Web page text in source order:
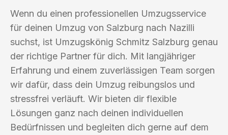
Wenn du einen professionellen Umzugsservice
für deinen Umzug von Salzburg nach Nazilli
suchst, ist Umzugskönig Schmitz Salzburg genau
der richtige Partner für dich. Mit langjähriger
Erfahrung und einem zuverlässigen Team sorgen
wir dafür, dass dein Umzug reibungslos und
stressfrei verläuft. Wir bieten dir flexible
Lösungen ganz nach deinen individuellen
Bedürfnissen und begleiten dich gerne auf dem